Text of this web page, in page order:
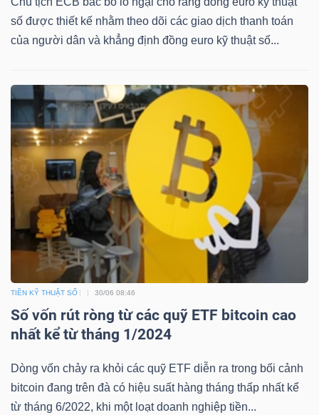
số được thiết kế nhằm theo dõi các giao dịch thanh toán
của người dân và khẳng định đồng euro kỹ thuật số...
TIỀN KỸ THUẬT SỐ 30/06 08:46
Số vốn rút ròng từ các quỹ ETF bitcoin cao
nhất kể từ tháng 1/2024
Dòng vốn chảy ra khỏi các quỹ ETF diễn ra trong bối cảnh
bitcoin đang trên đà có hiệu suất hàng tháng thấp nhất kể
từ tháng 6/2022, khi một loạt doanh nghiệp tiền...
tích
(-)
ngữ
Dịch
tạo
Sách
tài
chính